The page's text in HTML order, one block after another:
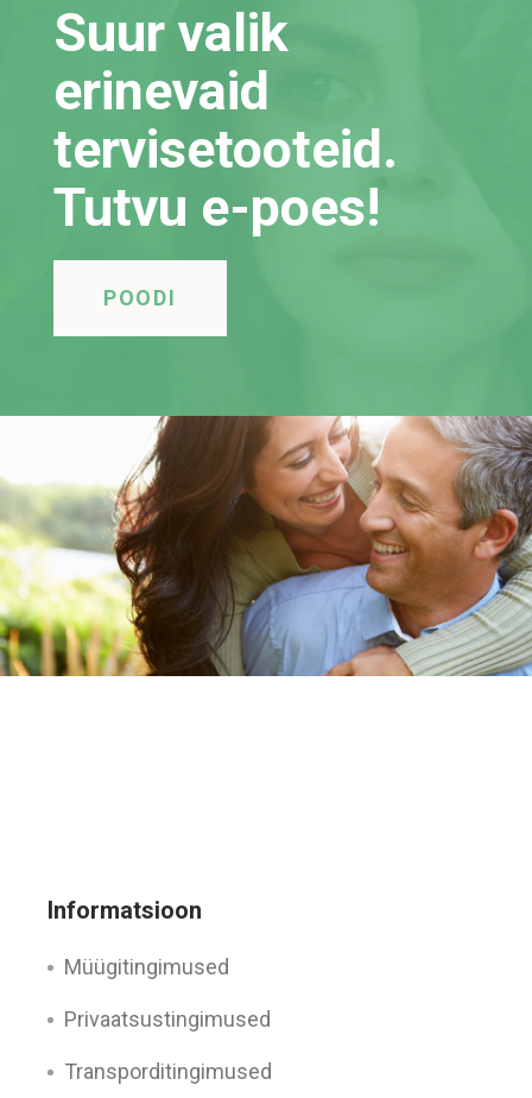
Suur valik
erinevaid
tervisetooteid.
Tutvu e-poes!
POODI
Informatsioon
Müügitingimused
Privaatsustingimused
Transporditingimused